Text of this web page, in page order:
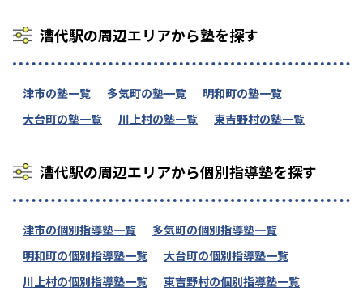
漕代駅の周辺エリアから塾を探す
津市の塾一覧 多気町の塾一覧
明和町の塾一覧
大台町の塾一覧
川上村の塾一覧 東吉野村の塾一覧
漕代駅の周辺エリアから個別指導塾を探す
津市の個別指導塾一覧
多気町の個別指導塾一覧
明和町の個別指導塾一覧
大台町の個別指導塾一覧
川上村の個別指導塾一覧
東吉野村の個別指導塾一覧